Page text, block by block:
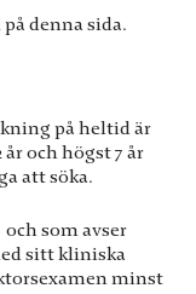
denna sida.
på heltid är
och högst 7 år
att söka.
som avser
sitt kliniska
minst